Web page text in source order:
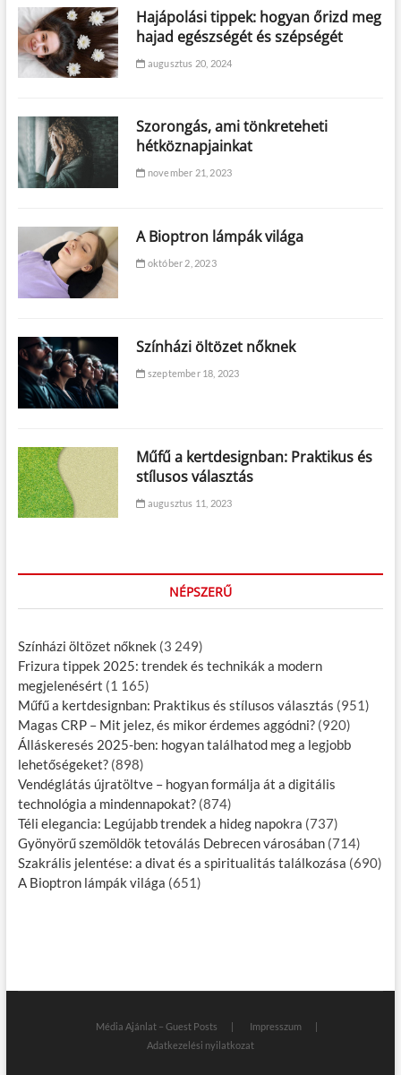
Hajápolási tippek: hogyan őrizd meg
hajad egészségét és szépségét
augusztus 20, 2024
Szorongás, ami tönkreteheti
hétköznapjainkat
november 21, 2023
A Bioptron lámpák világa
október 2, 2023
Színházi öltözet nőknek
szeptember 18, 2023
Műfű a kertdesignban: Praktikus és
stílusos választás
augusztus 11, 2023
NÉPSZERŰ
Színházi öltözet nőknek (3 249)
Frizura tippek 2025: trendek és technikák a modern
megjelenésért (1 165)
Műfű a kertdesignban: Praktikus és stílusos választás (951)
Magas CRP – Mit jelez, és mikor érdemes aggódni? (920)
Álláskeresés 2025-ben: hogyan találhatod meg a legjobb
lehetőségeket? (898)
Vendéglátás újratöltve – hogyan formálja át a digitális
technológia a mindennapokat? (874)
Téli elegancia: Legújabb trendek a hideg napokra (737)
Gyönyörű szemöldök tetoválás Debrecen városában (714)
Szakrális jelentése: a divat és a spiritualitás találkozása (690)
A Bioptron lámpák világa (651)
Média Ajánlat – Guest Posts
Impresszum
Adatkezelési nyilatkozat